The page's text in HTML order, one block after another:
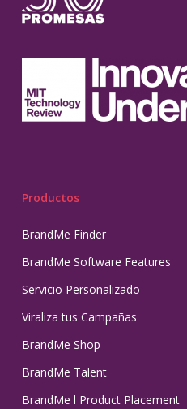
Productos
BrandMe Finder
BrandMe Software Features
Servicio Personalizado
Viraliza tus Campañas
BrandMe Shop
BrandMe Talent
BrandMe l Product Placement